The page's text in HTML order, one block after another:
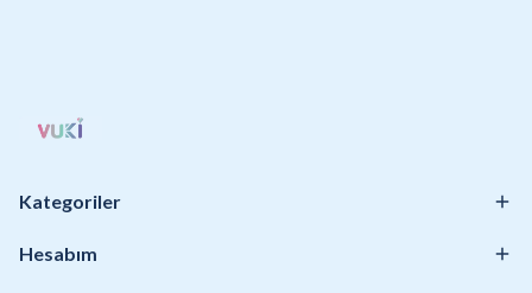
Kategoriler
Hesabım